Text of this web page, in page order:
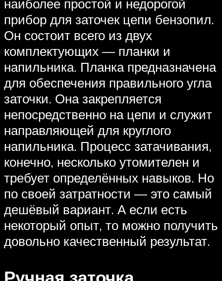
наиболее простой и недорогой
прибор для заточек цепи бензопил.
Он состоит всего из двух
комплектующих — планки и
напильника. Планка предназначена
для обеспечения правильного угла
заточки. Она закрепляется
непосредственно на цепи и служит
направляющей для круглого
напильника. Процесс затачивания,
конечно, несколько утомителен и
требует определённых навыков. Но
по своей затратности — это самый
дешёвый вариант. А если есть
некоторый опыт, то можно получить
довольно качественный результат.